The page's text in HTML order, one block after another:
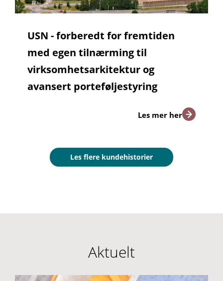
USN - forberedt for fremtiden
med egen tilnærming til
virksomhetsarkitektur og
avansert porteføljestyring
Les mer her
Les flere kundehistorier
Aktuelt